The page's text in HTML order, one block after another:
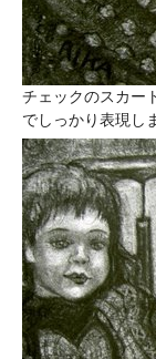
チェックのスカー
でしっかり表現し